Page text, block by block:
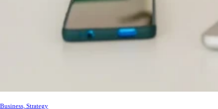
Business, Strategy